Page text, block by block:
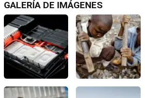
GALERÍA DE IMÁGENES